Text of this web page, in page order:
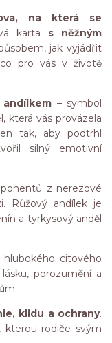
na která se
karta s něžným
jak vyjádřit
pro vás v životě
– symbol
která vás provázela
tak, aby podtrhl
silný emotivní
z nerezové
Růžový andílek je
a tyrkysový anděl
citového
porozumění a
klidu a ochrany.
kterou rodiče svým